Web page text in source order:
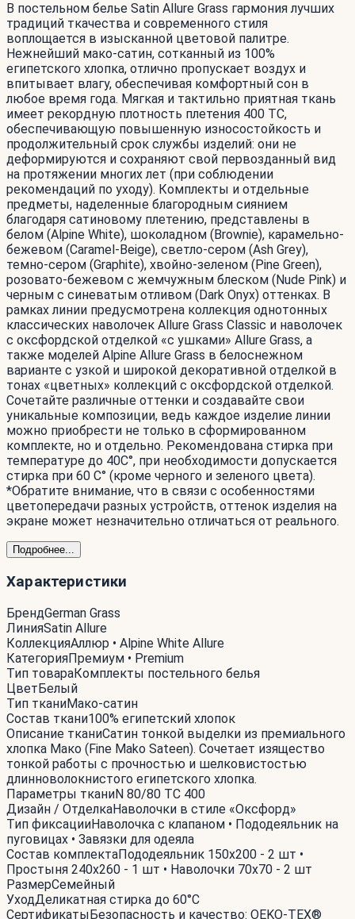
В постельном белье Satin Allure Grass гармония лучших
традиций ткачества и современного стиля
воплощается в изысканной цветовой палитре.
Нежнейший мако-сатин, сотканный из 100%
египетского хлопка, отлично пропускает воздух и
впитывает влагу, обеспечивая комфортный сон в
любое время года. Мягкая и тактильно приятная ткань
имеет рекордную плотность плетения 400 ТС,
обеспечивающую повышенную износостойкость и
продолжительный срок службы изделий: они не
деформируются и сохраняют свой первозданный вид
на протяжении многих лет (при соблюдении
рекомендаций по уходу). Комплекты и отдельные
предметы, наделенные благородным сиянием
благодаря сатиновому плетению, представлены в
белом (Alpine White), шоколадном (Brownie), карамельно-
бежевом (Caramel-Beige), светло-сером (Ash Grey),
темно-сером (Graphite), хвойно-зеленом (Pine Green),
розовато-бежевом с жемчужным блеском (Nude Pink) и
черным c синеватым отливом (Dark Onyx) оттенках. В
рамках линии предусмотрена коллекция однотонных
классических наволочек Allure Grass Classic и наволочек
с оксфордской отделкой «с ушками» Allure Grass, а
также моделей Alpine Allure Grass в белоснежном
варианте с узкой и широкой декоративной отделкой в
тонах «цветных» коллекций с оксфордской отделкой.
Сочетайте различные оттенки и создавайте свои
уникальные композиции, ведь каждое изделие линии
можно приобрести не только в сформированном
комплекте, но и отдельно. Рекомендована стирка при
температуре до 40С°, при необходимости допускается
стирка при 60 С° (кроме черного и зеленого цвета).
*Обратите внимание, что в связи с особенностями
цветопередачи разных устройств, оттенок изделия на
экране может незначительно отличаться от реального.
Подробнее...
Характеристики
БрендGerman Grass
ЛинияSatin Allure
КоллекцияАллюр • Alpine White Allure
КатегорияПремиум • Premium
Тип товараКомплекты постельного белья
ЦветБелый
Тип тканиМако-сатин
Состав ткани100% египетский хлопок
Описание тканиСатин тонкой выделки из премиального
хлопка Мако (Fine Mako Sateen). Сочетает изящество
тонкой работы с прочностью и шелковистостью
длинноволокнистого египетского хлопка.
Параметры тканиN 80/80 TC 400
Дизайн / ОтделкаНаволочки в стиле «Оксфорд»
Тип фиксацииНаволочка с клапаном • Пододеяльник на
пуговицах • Завязки для одеяла
Состав комплектаПододеяльник 150x200 - 2 шт •
Простыня 240x260 - 1 шт • Наволочки 70x70 - 2 шт
РазмерСемейный
УходДеликатная стирка до 60°С
СертификатыБезопасность и качество: OEKO-TEX®